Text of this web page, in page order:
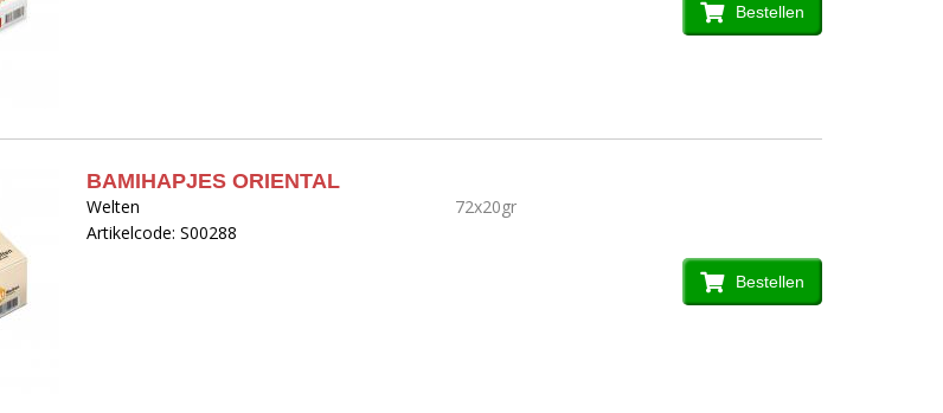
Bestellen
BAMIHAPJES ORIENTAL
Welten
Artikelcode: S00288
72x20gr
Bestellen